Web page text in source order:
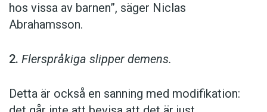
hos vissa av barnen”, säger Niclas
Abrahamsson.
2. Flerspråkiga slipper demens.
Detta är också en sanning med modifikation: